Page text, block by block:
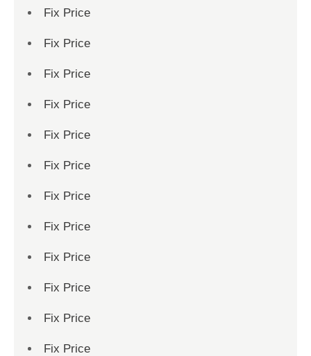
Fix Price
Fix Price
Fix Price
Fix Price
Fix Price
Fix Price
Fix Price
Fix Price
Fix Price
Fix Price
Fix Price
Fix Price